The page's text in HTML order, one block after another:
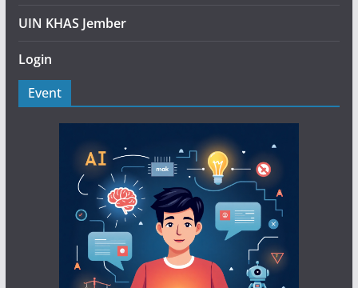
UIN KHAS Jember
Login
Event